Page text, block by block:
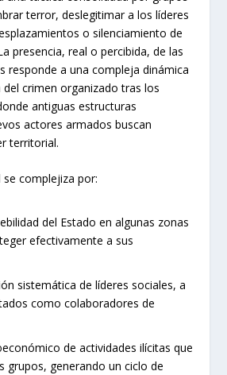
terror, deslegitimar a los líderes
o silenciamiento de
presencia, real o percibida, de las
responde a una compleja dinámica
crimen organizado tras los
antiguas estructuras
actores armados buscan
territorial.
complejiza por:
del Estado en algunas zonas
efectivamente a sus
sistemática de líderes sociales, a
como colaboradores de
de actividades ilícitas que
grupos, generando un ciclo de